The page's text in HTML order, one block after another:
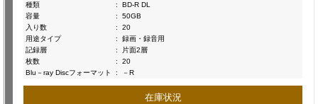
種類
:
BD-R DL
容量
:
50GB
入り数
:
20
用途タイプ
:
録画・録音用
記録層
:
片面2層
枚数
:
20
Blu－ray Discフォーマット
: －R
在庫状況